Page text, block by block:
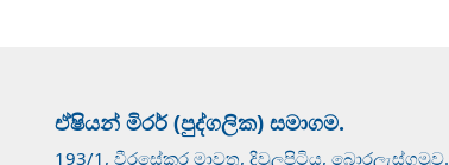
ඒෂියන් මිරර් (පුද්ගලික) සමාගම.
193/1, වීරසේකර මාවත, දිවුලපිටිය, බොරලැස්ගමුව.